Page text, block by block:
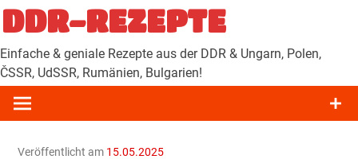
Zum
Inhalt
springen
DDR-REZEPTE
Einfache & geniale Rezepte aus der DDR & Ungarn, Polen,
ČSSR, UdSSR, Rumänien, Bulgarien!
Veröffentlicht am 15.05.2025